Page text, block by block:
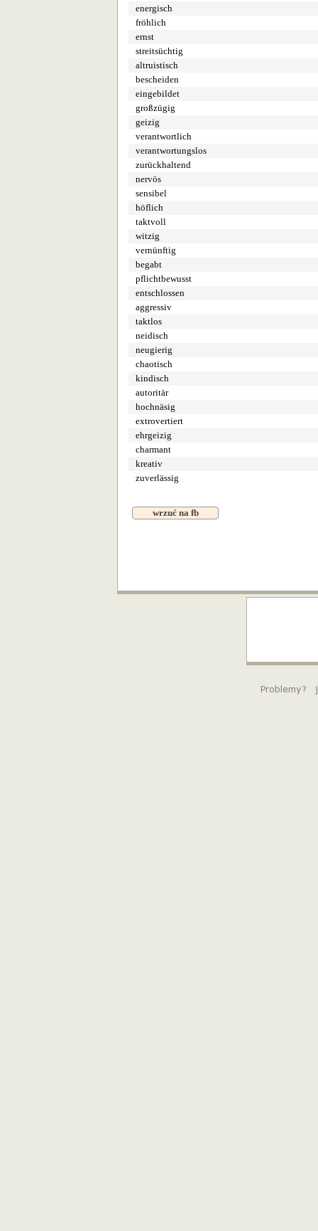
energisch
fröhlich
ernst
streitsüchtig
altruistisch
bescheiden
eingebildet
großzügig
geizig
verantwortlich
verantwortungslos
zurückhaltend
nervös
sensibel
höflich
taktvoll
witzig
vernünftig
begabt
pflichtbewusst
entschlossen
aggressiv
taktlos
neidisch
neugierig
chaotisch
kindisch
autoritär
hochnäsig
extrovertiert
ehrgeizig
charmant
kreativ
zuverlässig
wrzuć na fb